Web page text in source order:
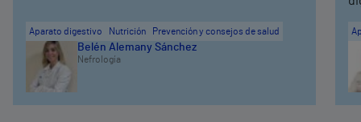
Aparato digestivo Nutrición Prevención y consejos de salud
Belén Alemany Sánchez
Nefrología